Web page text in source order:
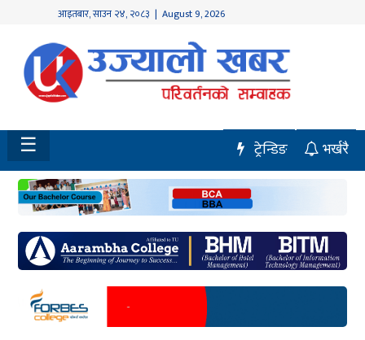
आइतबार,साउन २४, २०८३ | August 9, 2026
होमपेज
नवलपुर
विशेष
मध्य
नेपाल
चितवन
सेरोफेरो
समाचार
☰ भर्खरै
ट्रेन्डिङ